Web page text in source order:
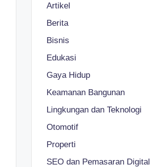
Artikel
Berita
Bisnis
Edukasi
Gaya Hidup
Keamanan Bangunan
Lingkungan dan Teknologi
Otomotif
Properti
SEO dan Pemasaran Digital